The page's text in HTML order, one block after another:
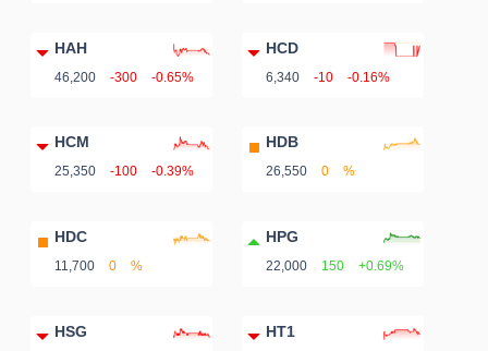
HAH
46,200 -300 -0.65%
HCD
6,340 -10 -0.16%
HCM
25,350 -100 -0.39%
HDB
26,550 0 %
HDC
11,700 0 %
HPG
22,000 150 +0.69%
HSG HT1